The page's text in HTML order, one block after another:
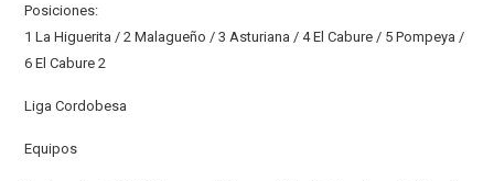
Posiciones:
1 La Higuerita / 2 Malagueño / 3 Asturiana / 4 El Cabure / 5 Pompeya /
6 El Cabure 2
Liga Cordobesa
Equipos